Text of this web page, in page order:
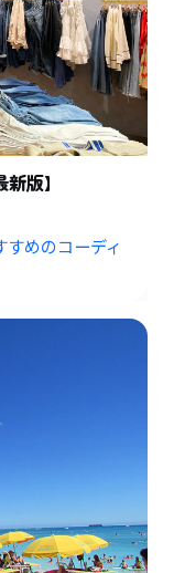
版】
めのコーディ